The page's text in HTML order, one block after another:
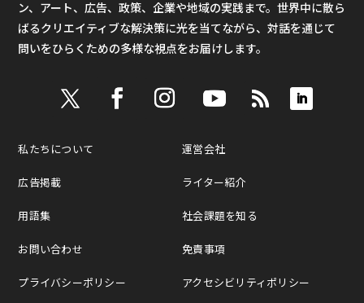
ン、アート、広告、政策、企業や地域の実践まで。世界中に散ら
ばるクリエイティブな解決策に光を当てながら、対話を通じて
問いをひらくための多様な視点をお届けします。
私たちについて
広告掲載
用語集
お問い合わせ
プライバシーポリシー
運営会社
ライター紹介
社会課題を知る
免責事項
アクセシビリティポリシー